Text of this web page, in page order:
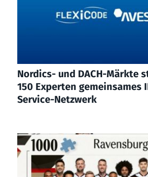
Nordics- und DACH-Märkte
150 Experten gemeinsames
Service-Netzwerk